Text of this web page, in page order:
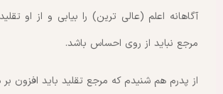
آگاهانه اعلم (عالی ترین) را بیابی و از او
مرجع نباید از روی احساس باشد.
از پدرم هم شنیدم که مرجع تقلید باید افزون